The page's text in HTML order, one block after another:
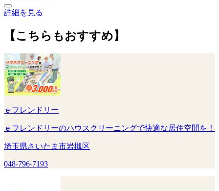
詳細を見る
【こちらもおすすめ】
ｅフレンドリー
ｅフレンドリーのハウスクリーニングで快適な居住空間を！
埼玉県さいたま市岩槻区
048-796-7193